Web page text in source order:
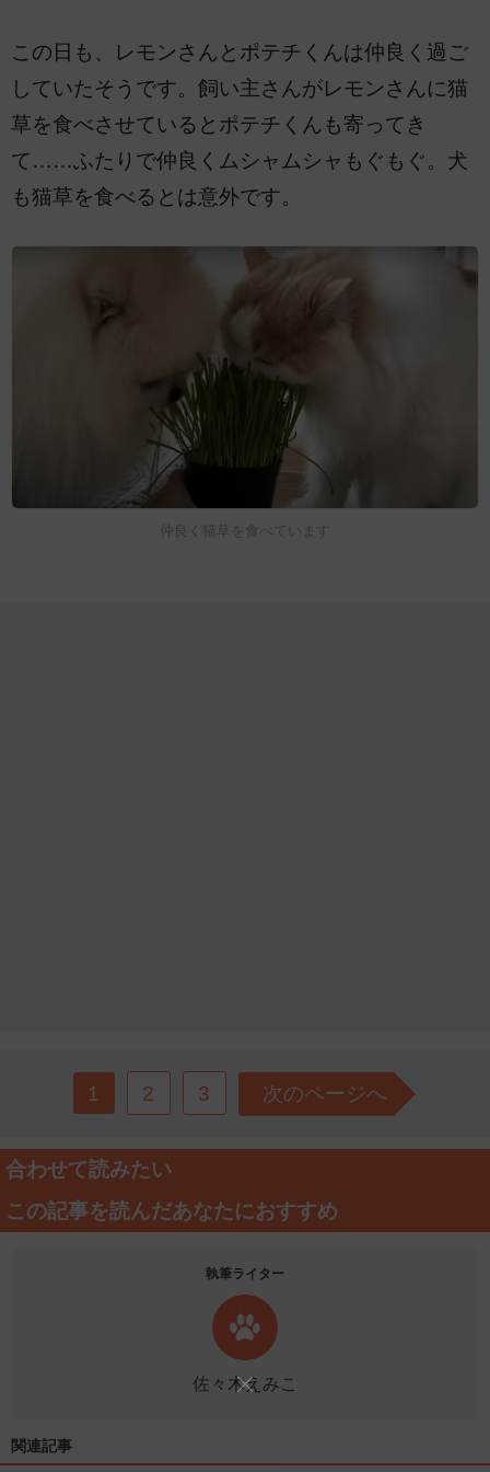
この日も、レモンさんとポテチくんは仲良く過ご
していたそうです。飼い主さんがレモンさんに猫
草を食べさせているとポテチくんも寄ってき
て……ふたりで仲良くムシャムシャもぐもぐ。犬
も猫草を食べるとは意外です。
仲良く猫草を食べています
1 2 3 次のページへ
合わせて読みたい
この記事を読んだあなたにおすすめ
執筆ライター
佐々木えみこ
関連記事